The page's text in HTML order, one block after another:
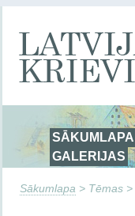
SĀKUMLAPA
GALERIJAS
Sākumlapa > Tēmas >